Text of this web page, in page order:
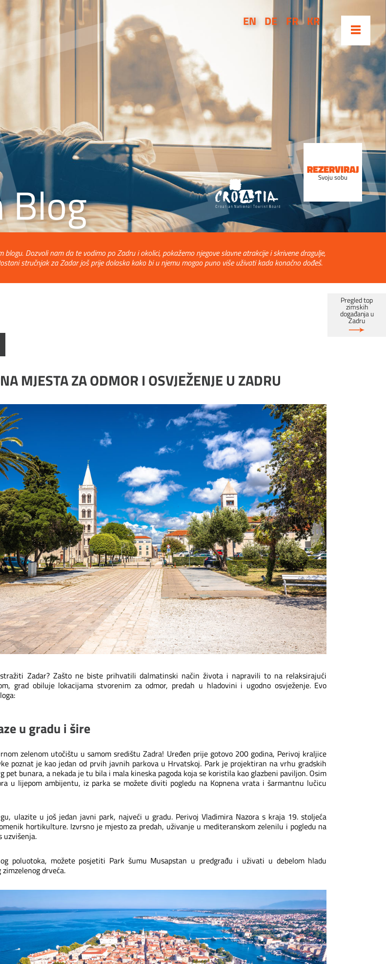
EN DE FR KR
REZERVIRAJ
Svoju sobu
Dozvoli nam da te vodimo po Zadru i okolici, pokažemo njegove slavne atrakcije i skrivene dragulje,
stručnjak za Zadar još prije dolaska kako bi u njemu mogao puno više uživati kada konačno dođeš.
Pregled top
zimskih
događanja u
Zadru
MJESTA ZA ODMOR I OSVJEŽENJE U ZADRU
Zadar? Zašto ne biste prihvatili dalmatinski način života i napravili to na relaksirajući
grad obiluje lokacijama stvorenim za odmor, predah u hladovini i ugodno osvježenje. Evo
u gradu i šire
zelenom utočištu u samom središtu Zadra! Uređen prije gotovo 200 godina, Perivoj kraljice
poznat je kao jedan od prvih javnih parkova u Hrvatskoj. Park je projektiran na vrhu gradskih
pet bunara, a nekada je tu bila i mala kineska pagoda koja se koristila kao glazbeni paviljon. Osim
u lijepom ambijentu, iz parka se možete diviti pogledu na Kopnena vrata i šarmantnu lučicu
ulazite u još jedan javni park, najveći u gradu. Perivoj Vladimira Nazora s kraja 19. stoljeća
hortikulture. Izvrsno je mjesto za predah, uživanje u mediteranskom zelenilu i pogledu na
uzvišenja.
poluotoka, možete posjetiti Park šumu Musapstan u predgrađu i uživati u debelom hladu
drveća.